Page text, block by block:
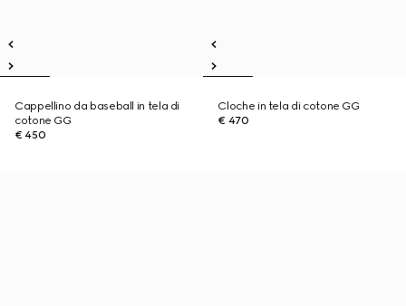
Cappellino da baseball in tela di
cotone GG
€ 450
Cloche in tela di cotone GG
€ 470